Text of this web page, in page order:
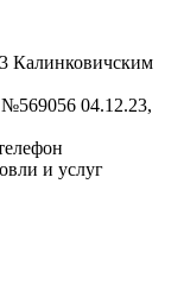
Калинковичским
№569056 04.12.23,
и услуг